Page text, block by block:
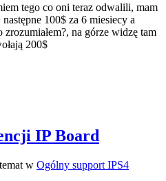
tego co oni teraz odwalili, mam
100$ za 6 miesiecy a
na górze widzę tam
200$
IP Board
w Ogólny support IPS4